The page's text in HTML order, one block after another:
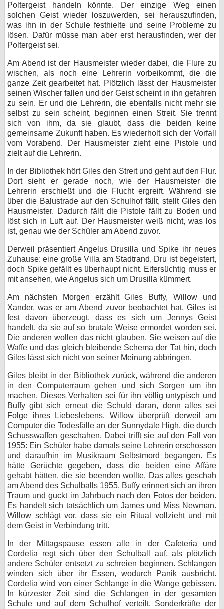
Poltergeist handeln könnte. Der einzige Weg einen
solchen Geist wieder loszuwerden, sei herauszufinden,
was ihn in der Schule festhielte und seine Probleme zu
lösen. Dafür müsse man aber erst herausfinden, wer der
Poltergeist sei.
Am Abend ist der Hausmeister wieder dabei, die Flure zu
wischen, als noch eine Lehrerin vorbeikommt, die die
ganze Zeit gearbeitet hat. Plötzlich lässt der Hausmeister
seinen Wischer fallen und der Geist scheint in ihn gefahren
zu sein. Er und die Lehrerin, die ebenfalls nicht mehr sie
selbst zu sein scheint, beginnen einen Streit. Sie trennt
sich von ihm, da sie glaubt, dass die beiden keine
gemeinsame Zukunft haben. Es wiederholt sich der Vorfall
vom Vorabend. Der Hausmeister zieht eine Pistole und
zielt auf die Lehrerin.
In der Bibliothek hört Giles den Streit und geht auf den Flur.
Dort sieht er gerade noch, wie der Hausmeister die
Lehrerin erschießt und die Flucht ergreift. Während sie
über die Balustrade auf den Schulhof fällt, stellt Giles den
Hausmeister. Dadurch fällt die Pistole fällt zu Boden und
löst sich in Luft auf. Der Hausmeister weiß nicht, was los
ist, genau wie der Schüler am Abend zuvor.
Derweil präsentiert Angelus Drusilla und Spike ihr neues
Zuhause: eine große Villa am Stadtrand. Dru ist begeistert,
doch Spike gefällt es überhaupt nicht. Eifersüchtig muss er
mit ansehen, wie Angelus sich um Drusilla kümmert.
Am nächsten Morgen erzählt Giles Buffy, Willow und
Xander, was er am Abend zuvor beobachtet hat. Giles ist
fest davon überzeugt, dass es sich um Jennys Geist
handelt, da sie auf so brutale Weise ermordet worden sei.
Die anderen wollen das nicht glauben. Sie weisen auf die
Waffe und das gleich bleibende Schema der Tat hin, doch
Giles lässt sich nicht von seiner Meinung abbringen.
Giles bleibt in der Bibliothek zurück, während die anderen
in den Computerraum gehen und sich Sorgen um ihn
machen. Dieses Verhalten sei für ihn völlig untypisch und
Buffy gibt sich erneut die Schuld daran, denn alles sei
Folge ihres Liebeslebens. Willow überprüft derweil am
Computer die Todesfälle an der Sunnydale High, die durch
Schusswaffen geschahen. Dabei trifft sie auf den Fall von
1955: Ein Schüler habe damals seine Lehrerin erschossen
und daraufhin im Musikraum Selbstmord begangen. Es
hätte Gerüchte gegeben, dass die beiden eine Affäre
gehabt hätten, die sie beenden wollte. Das alles geschah
am Abend des Schulballs 1955. Buffy erinnert sich an ihren
Traum und guckt im Jahrbuch nach den Fotos der beiden.
Es handelt sich tatsächlich um James und Miss Newman.
Willow schlägt vor, dass sie ein Ritual vollzieht und mit
dem Geist in Verbindung tritt.
In der Mittagspause essen alle in der Cafeteria und
Cordelia regt sich über den Schulball auf, als plötzlich
andere Schüler entsetzt zu schreien beginnen. Schlangen
winden sich über ihr Essen, wodurch Panik ausbricht.
Cordelia wird von einer Schlange in die Wange gebissen.
In kürzester Zeit sind die Schlangen in der gesamten
Schule und auf dem Schulhof verteilt. Sonderkräfte der